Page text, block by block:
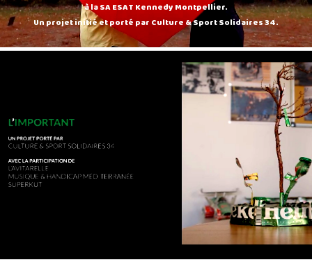
à la SA ESAT Kennedy Montpellier.
Un projet initié et porté par Culture & Sport Solidaires 34.